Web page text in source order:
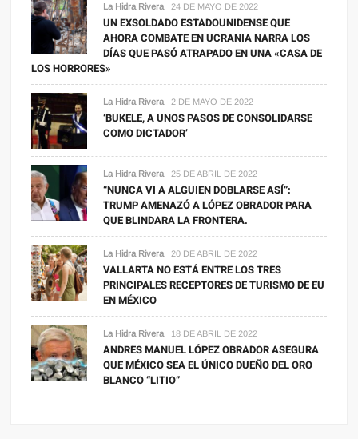
La Hidra Rivera 24 DE MAYO DE 2022
UN EXSOLDADO ESTADOUNIDENSE QUE
AHORA COMBATE EN UCRANIA NARRA LOS
DÍAS QUE PASÓ ATRAPADO EN UNA «CASA DE
LOS HORRORES»
La Hidra Rivera 2 DE MAYO DE 2022
‘BUKELE, A UNOS PASOS DE CONSOLIDARSE
COMO DICTADOR’
La Hidra Rivera 25 DE ABRIL DE 2022
“NUNCA VI A ALGUIEN DOBLARSE ASÍ”:
TRUMP AMENAZÓ A LÓPEZ OBRADOR PARA
QUE BLINDARA LA FRONTERA.
La Hidra Rivera 20 DE ABRIL DE 2022
VALLARTA NO ESTÁ ENTRE LOS TRES
PRINCIPALES RECEPTORES DE TURISMO DE EU
EN MÉXICO
La Hidra Rivera 18 DE ABRIL DE 2022
ANDRES MANUEL LÓPEZ OBRADOR ASEGURA
QUE MÉXICO SEA EL ÚNICO DUEÑO DEL ORO
BLANCO “LITIO”